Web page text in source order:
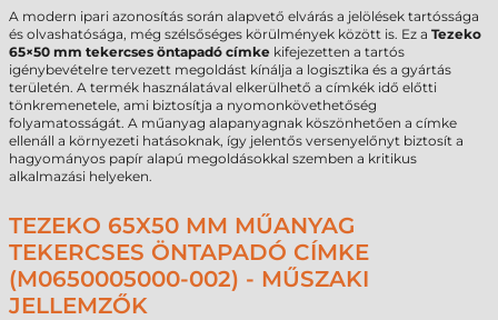
A modern ipari azonosítás során alapvető elvárás a jelölések tartóssága
és olvashatósága, még szélsőséges körülmények között is. Ez a Tezeko
65×50 mm tekercses öntapadó címke kifejezetten a tartós
igénybevételre tervezett megoldást kínálja a logisztika és a gyártás
területén. A termék használatával elkerülhető a címkék idő előtti
tönkremenetele, ami biztosítja a nyomonkövethetőség
folyamatosságát. A műanyag alapanyagnak köszönhetően a címke
ellenáll a környezeti hatásoknak, így jelentős versenyelőnyt biztosít a
hagyományos papír alapú megoldásokkal szemben a kritikus
alkalmazási helyeken.
TEZEKO 65X50 MM MŰANYAG
TEKERCSES ÖNTAPADÓ CÍMKE
(M0650005000-002) - MŰSZAKI
JELLEMZŐK